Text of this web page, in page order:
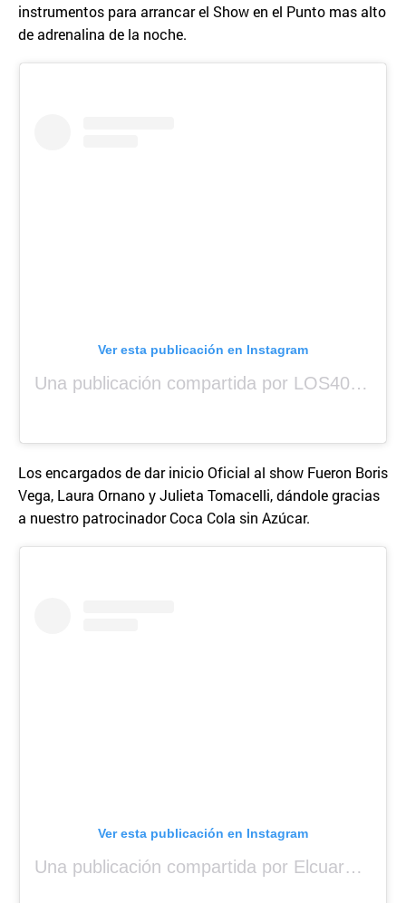
instrumentos para arrancar el Show en el Punto mas alto
de adrenalina de la noche.
Ver esta publicación en Instagram
Una publicación compartida por LOS40 Panamá (@los40panama)
Los encargados de dar inicio Oficial al show Fueron Boris
Vega, Laura Ornano y Julieta Tomacelli, dándole gracias
a nuestro patrocinador Coca Cola sin Azúcar.
Ver esta publicación en Instagram
Una publicación compartida por Elcuara (@elcuara.25)